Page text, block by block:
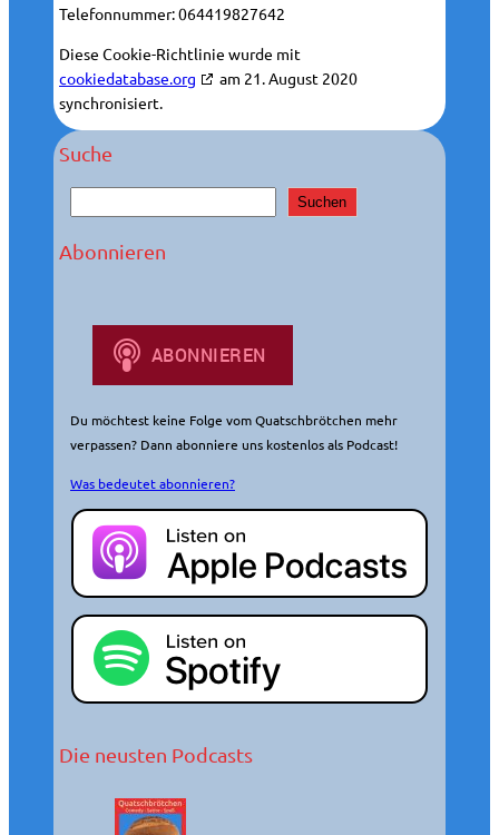
Telefonnummer: 064419827642
Diese Cookie-Richtlinie wurde mit
cookiedatabase.org
am 21. August 2020
synchronisiert.
Suche
u
c
Suchen
Abonnieren
Du möchtest keine Folge vom Quatschbrötchen mehr
verpassen? Dann abonniere uns kostenlos als Podcast!
Was bedeutet abonnieren?
Die neusten Podcasts